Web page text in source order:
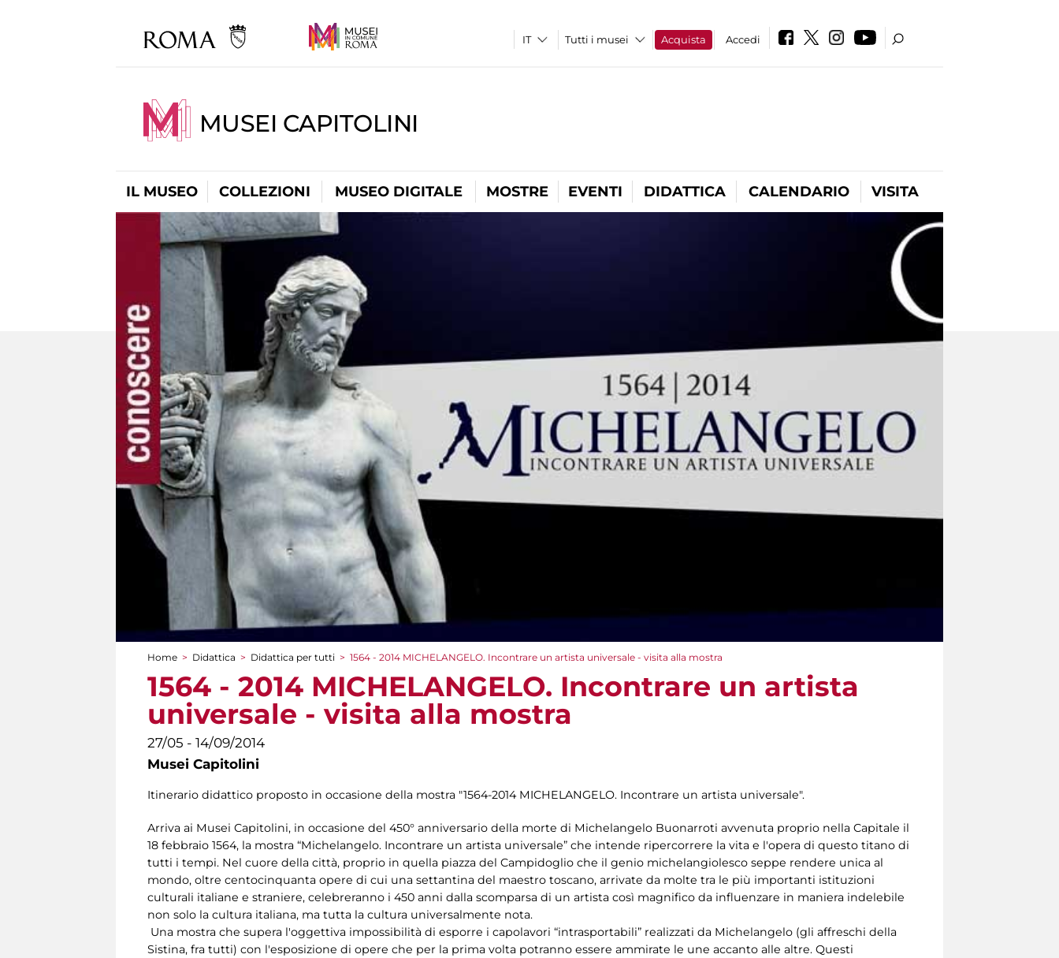
Tutti i musei Acquista Accedi
MUSEI CAPITOLINI
IL MUSEO COLLEZIONI MUSEO DIGITALE MOSTRE EVENTI DIDATTICA CALENDARIO VISITA
Tu sei qui
Home > Didattica > Didattica per tutti > 1564 - 2014 MICHELANGELO. Incontrare un artista universale - visita alla mostra
1564 - 2014 MICHELANGELO. Incontrare un artista
universale - visita alla mostra
27/05 - 14/09/2014
Musei Capitolini
Itinerario didattico proposto in occasione della mostra "1564-2014 MICHELANGELO. Incontrare un artista universale".
Arriva ai Musei Capitolini, in occasione del 450° anniversario della morte di Michelangelo Buonarroti avvenuta proprio nella Capitale il
18 febbraio 1564, la mostra “Michelangelo. Incontrare un artista universale” che intende ripercorrere la vita e l'opera di questo titano di
tutti i tempi. Nel cuore della città, proprio in quella piazza del Campidoglio che il genio michelangiolesco seppe rendere unica al
mondo, oltre centocinquanta opere di cui una settantina del maestro toscano, arrivate da molte tra le più importanti istituzioni
culturali italiane e straniere, celebreranno i 450 anni dalla scomparsa di un artista così magnifico da influenzare in maniera indelebile
non solo la cultura italiana, ma tutta la cultura universalmente nota.
Una mostra che supera l'oggettiva impossibilità di esporre i capolavori “intrasportabili” realizzati da Michelangelo (gli affreschi della
Sistina, fra tutti) con l'esposizione di opere che per la prima volta potranno essere ammirate le une accanto alle altre. Questi